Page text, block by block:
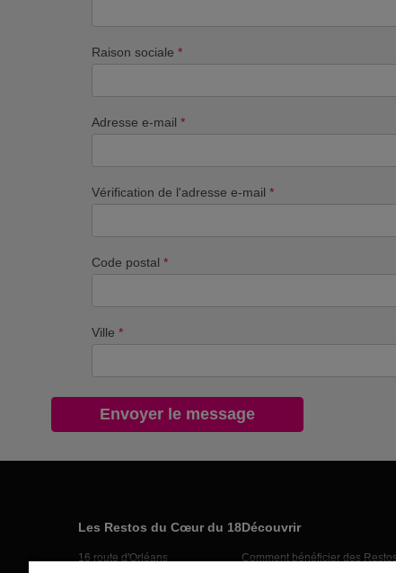
Raison sociale *
Adresse e-mail *
Vérification de l'adresse e-mail *
Code postal *
Ville *
Les Restos du Cœur du 18
16 route d'Orléans
Découvrir
Comment bénéficier des